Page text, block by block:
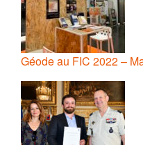
Géode au FIC 2022 –